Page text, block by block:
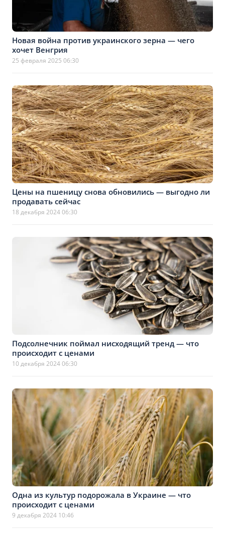
Новая война против украинского зерна — чего
хочет Венгрия
25 февраля 2025 06:30
Цены на пшеницу снова обновились — выгодно ли
продавать сейчас
18 декабря 2024 06:30
Подсолнечник поймал нисходящий тренд — что
происходит с ценами
10 декабря 2024 06:30
Одна из культур подорожала в Украине — что
происходит с ценами
9 декабря 2024 10:46